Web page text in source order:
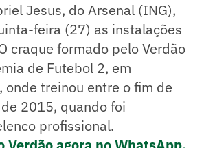
Jesus, do Arsenal (ING),
feira (27) as instalações
craque formado pelo Verdão
de Futebol 2, em
onde treinou entre o fim de
2015, quando foi
profissional.